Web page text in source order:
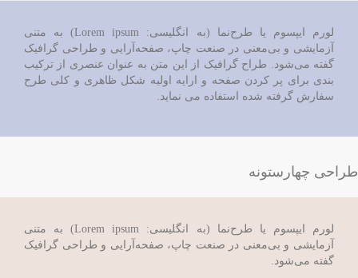
لورم ایپسوم یا طرح‌نما (به انگلیسی: Lorem ipsum) به متنی
آزمایشی و بی‌معنی در صنعت چاپ، صفحه‌آرایی و طراحی گرافیک
گفته می‌شود. طراح گرافیک از این متن به عنوان عنصری از ترکیب
بندی برای پر کردن صفحه و ارایه اولیه شکل ظاهری و کلی طرح
سفارش گرفته شده استفاده می نماید.
طراحی چهارستونه
لورم ایپسوم یا طرح‌نما (به انگلیسی: Lorem ipsum) به متنی
آزمایشی و بی‌معنی در صنعت چاپ، صفحه‌آرایی و طراحی گرافیک
گفته می‌شود.